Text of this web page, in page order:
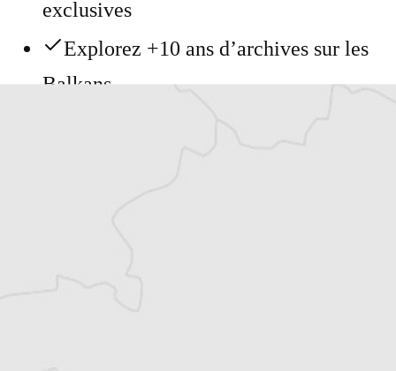
exclusives
Explorez +10 ans d’archives sur les
Balkans